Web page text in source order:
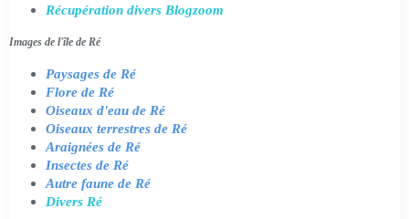
Récupération divers Blogzoom
Images de l'île de Ré
Paysages de Ré
Flore de Ré
Oiseaux d'eau de Ré
Oiseaux terrestres de Ré
Araignées de Ré
Insectes de Ré
Autre faune de Ré
Divers Ré